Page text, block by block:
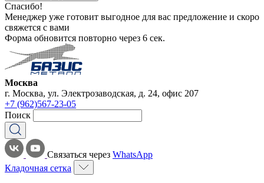
Спасибо!
Менеджер уже готовит выгодное для вас предложение и скоро
свяжется с вами
Форма обновится повторно через 6 сек.
Москва
г. Москва, ул. Электрозаводская, д. 24, офис 207
+7 (962)567-23-05
Поиск
Связаться через WhatsApp
Кладочная сетка